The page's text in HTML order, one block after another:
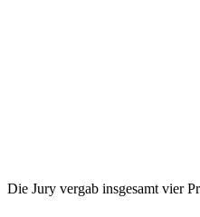
Die Jury vergab insgesamt vier